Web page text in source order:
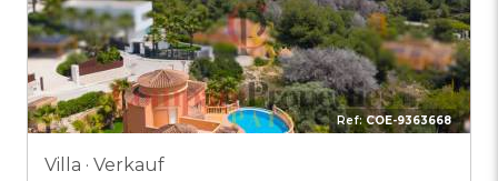
Ref:COE-9363668
Villa · Verkauf